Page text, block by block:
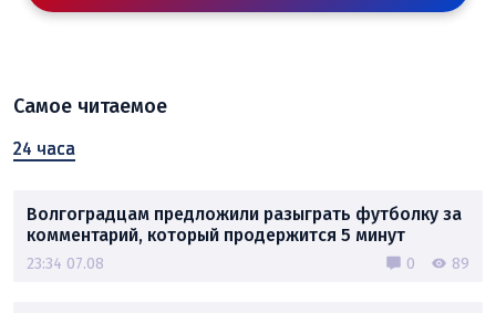
Самое читаемое
24 часа
Волгоградцам предложили разыграть футболку за
комментарий, который продержится 5 минут
23:34 07.08 0 89